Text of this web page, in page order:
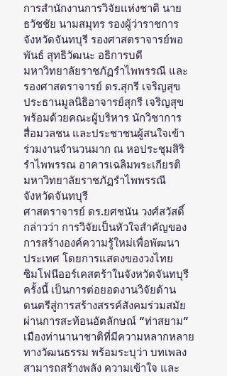
การสำนักงานการวิจัยแห่งชาติ นาย
ธวัชชัย นามสมุทร รองผู้ว่าราชการ
จังหวัดจันทบุรี รองศาสตราจารย์พอ
พันธ์ สุทธิวัฒนะ อธิการบดี
มหาวิทยาลัยราชภัฏรำไพพรรณี และ
รองศาสตราจารย์ ดร.สุกรี เจริญสุข
ประธานมูลนิธิอาจารย์สุกรี เจริญสุข
พร้อมด้วยคณะผู้บริหาร นักวิชาการ
สื่อมวลชน และประชาชนผู้สนใจเข้า
ร่วมงานจำนวนมาก ณ หอประชุมสิริ
รำไพพรรณ อาคารเฉลิมพระเกียรติ
มหาวิทยาลัยราชภัฏรำไพพรรณี
จังหวัดจันทบุรี
ศาสตราจารย์ ดร.ยศชนัน วงศ์สวัสดิ์
กล่าวว่า การวิจัยเป็นหัวใจสำคัญของ
การสร้างองค์ความรู้ใหม่เพื่อพัฒนา
ประเทศ โดยการแสดงของวงไทย
ซิมโฟนีออร์เคสตร้าในจังหวัดจันทบุรี
ครั้งนี้ เป็นการต่อยอดงานวิจัยด้าน
ดนตรีสู่การสร้างสรรค์สังคมร่วมสมัย
ผ่านการสะท้อนอัตลักษณ์ “ท่าสยาม”
เมืองท่านานาชาติที่มีความหลากหลาย
ทางวัฒนธรรม พร้อมระบุว่า บทเพลง
สามารถสร้างพลัง ความเข้าใจ และ